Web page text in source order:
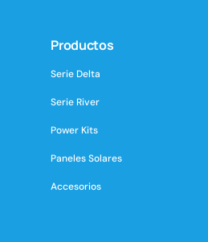
Productos
Serie Delta
Serie River
Power Kits
Paneles Solares
Accesorios